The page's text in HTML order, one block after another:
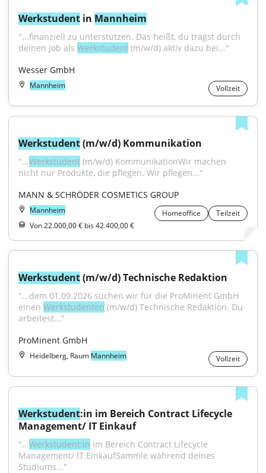
Werkstudent in Mannheim
"...finanziell zu unterstützen. Das heißt, du trägst durch
deinen Job als Werkstudent (m/w/d) aktiv dazu bei..."
Wesser GmbH
Mannheim Vollzeit
Werkstudent (m/w/d) Kommunikation
"...Werkstudent (m/w/d) KommunikationWir machen
nicht nur Produkte, die pflegen. Wir pflegen..."
MANN & SCHRÖDER COSMETICS GROUP
Mannheim Homeoffice
Teilzeit
Von 22.000,00 € bis 42.400,00 €
Werkstudent (m/w/d) Technische Redaktion
"...dem 01.09.2026 suchen wir für die ProMinent GmbH
einen Werkstudenten (m/w/d) Technische Redaktion. Du
arbeitest..."
ProMinent GmbH
Heidelberg, Raum Mannheim Vollzeit
Werkstudent:in im Bereich Contract Lifecycle
Management/ IT Einkauf
"...Werkstudent:in im Bereich Contract Lifecycle
Management/ IT EinkaufSammle während deines
Studiums..."